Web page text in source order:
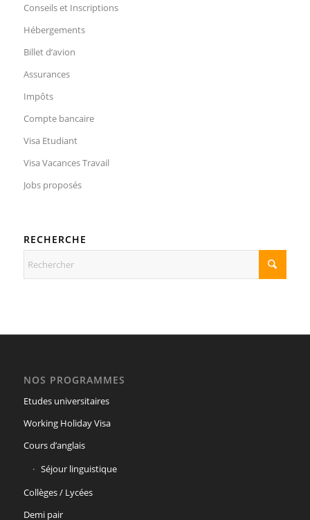
Conseils et Inscriptions
Hébergements
Billet d’avion
Assurances
Impôts
Compte bancaire
Visa Etudiant
Visa Vacances Travail
Jobs proposés
RECHERCHE
NOS PROGRAMMES
Etudes universitaires
Working Holiday Visa
Cours d’anglais
Séjour linguistique
Collèges / Lycées
Demi pair